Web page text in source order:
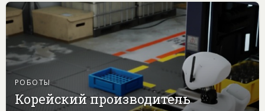
РОБОТЫ
Корейский производитель